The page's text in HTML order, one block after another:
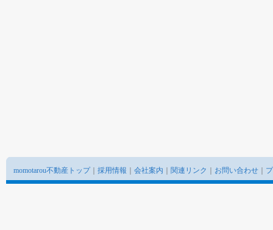
momotarou不動産トップ｜ 採用情報 会社案内 関連リンク お問い合わせ